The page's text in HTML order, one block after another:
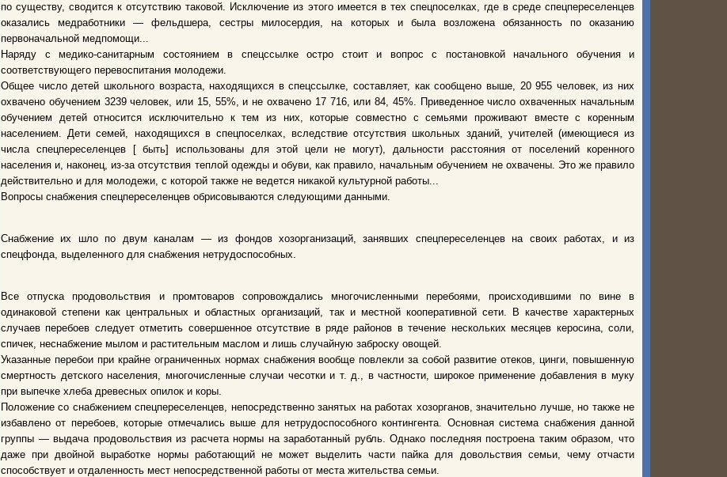
по существу, сводится к отсутствию таковой. Исключение из этого имеется в тех спецпоселках, где в среде спецпереселенцев
оказались медработники — фельдшера, сестры милосердия, на которых и была возложена обязанность по оказанию
первоначальной медпомощи...
Наряду с медико-санитарным состоянием в спецссылке остро стоит и вопрос с постановкой начального обучения и
соответствующего перевоспитания молодежи.
Общее число детей школьного возраста, находящихся в спецссылке, составляет, как сообщено выше, 20 955 человек, из них
охвачено обучением 3239 человек, или 15, 55%, и не охвачено 17 716, или 84, 45%. Приведенное число охваченных начальным
обучением детей относится исключительно к тем из них, которые совместно с семьями проживают вместе с коренным
населением. Дети семей, находящихся в спецпоселках, вследствие отсутствия школьных зданий, учителей (имеющиеся из
числа спецпереселенцев [ быть] использованы для этой цели не могут), дальности расстояния от поселений коренного
населения и, наконец, из-за отсутствия теплой одежды и обуви, как правило, начальным обучением не охвачены. Это же правило
действительно и для молодежи, с которой также не ведется никакой культурной работы...
Вопросы снабжения спецпереселенцев обрисовываются следующими данными.
Снабжение их шло по двум каналам — из фондов хозорганизаций, занявших спецпереселенцев на своих работах, и из
спецфонда, выделенного для снабжения нетрудоспособных.
Все отпуска продовольствия и промтоваров сопровождались многочисленными перебоями, происходившими по вине в
одинаковой степени как центральных и областных организаций, так и местной кооперативной сети. В качестве характерных
случаев перебоев следует отметить совершенное отсутствие в ряде районов в течение нескольких месяцев керосина, соли,
спичек, неснабжение мылом и растительным маслом и лишь случайную заброску овощей.
Указанные перебои при крайне ограниченных нормах снабжения вообще повлекли за собой развитие отеков, цинги, повышенную
смертность детского населения, многочисленные случаи чесотки и т. д., в частности, широкое применение добавления в муку
при выпечке хлеба древесных опилок и коры.
Положение со снабжением спецпереселенцев, непосредственно занятых на работах хозорганов, значительно лучше, но также не
избавлено от перебоев, которые отмечались выше для нетрудоспособного контингента. Основная система снабжения данной
группы — выдача продовольствия из расчета нормы на заработанный рубль. Однако последняя построена таким образом, что
даже при двойной выработке нормы работающий не может выделить части пайка для довольствия семьи, чему отчасти
способствует и отдаленность мест непосредственной работы от места жительства семьи.